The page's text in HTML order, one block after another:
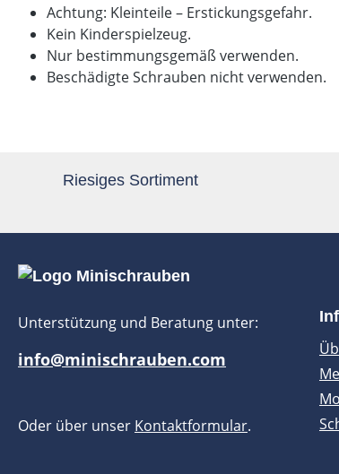
Achtung: Kleinteile – Erstickungsgefahr.
Kein Kinderspielzeug.
Nur bestimmungsgemäß verwenden.
Beschädigte Schrauben nicht verwenden.
Riesiges Sortiment
Unterstützung und Beratung unter:
info@minischrauben.com
Oder über unser Kontaktformular.